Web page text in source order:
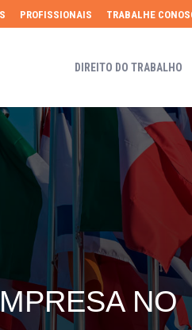
PROFISSIONAIS TRABALHE
DIREITO DO TRABALHO
NO